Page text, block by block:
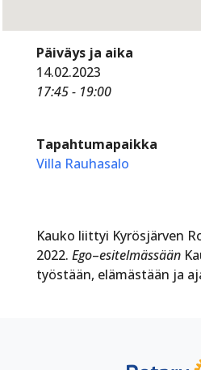
Päiväys ja aika
14.02.2023
17:45 - 19:00
Tapahtumapaikka
Villa Rauhasalo
Kauko liittyi Kyrösjärven
2022. Ego–esitelmässään
työstään, elämästään ja